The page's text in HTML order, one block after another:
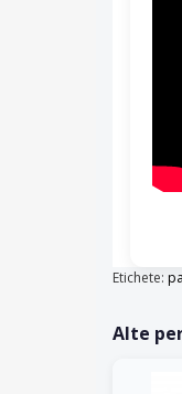
Etichete:
Alte